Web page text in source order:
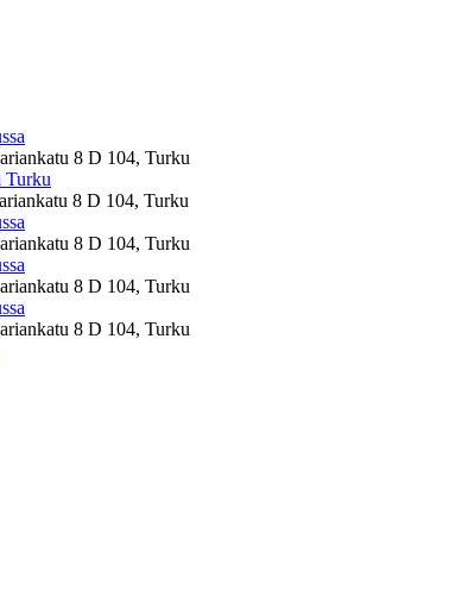
8 D 104, Turku
Turku
8 D 104, Turku
8 D 104, Turku
8 D 104, Turku
8 D 104, Turku